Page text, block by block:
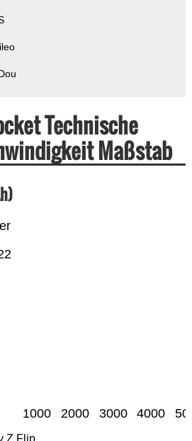
Technische
Maßstab
1000 2000 3000 4000
Z Flip